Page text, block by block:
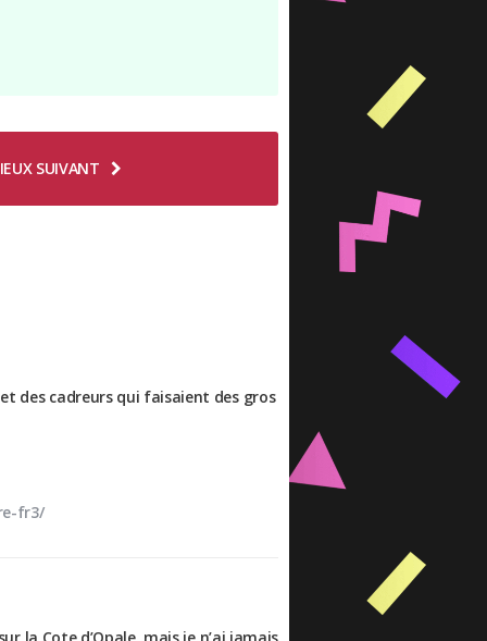
SUIVANT
des cadreurs qui faisaient des gros
fr3/